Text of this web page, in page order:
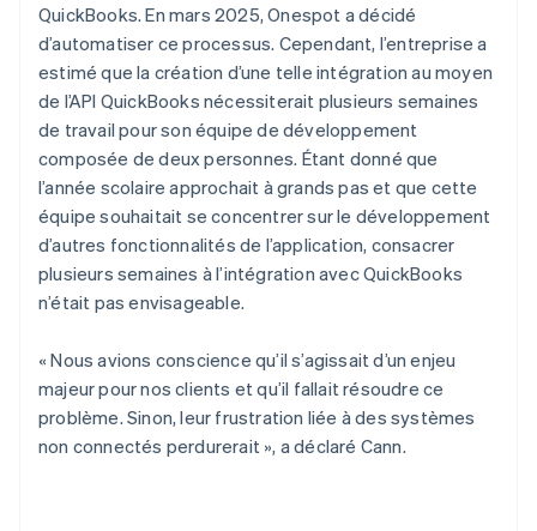
QuickBooks. En mars 2025, Onespot a décidé
d’automatiser ce processus. Cependant, l’entreprise a
estimé que la création d’une telle intégration au moyen
de l’API QuickBooks nécessiterait plusieurs semaines
de travail pour son équipe de développement
composée de deux personnes. Étant donné que
l’année scolaire approchait à grands pas et que cette
équipe souhaitait se concentrer sur le développement
d’autres fonctionnalités de l’application, consacrer
plusieurs semaines à l’intégration avec QuickBooks
n’était pas envisageable.
« Nous avions conscience qu’il s’agissait d’un enjeu
majeur pour nos clients et qu’il fallait résoudre ce
problème. Sinon, leur frustration liée à des systèmes
non connectés perdurerait », a déclaré Cann.